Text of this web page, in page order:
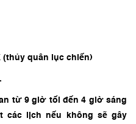
(thủy quân lục chiến)
từ 9 giờ tối đến 4 giờ sáng
các lịch nếu không sẽ gây